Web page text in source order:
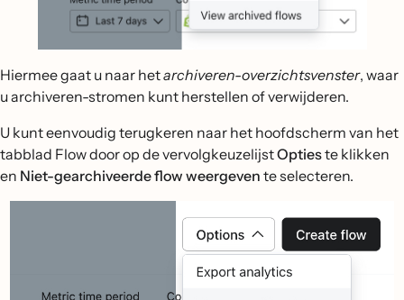
Hiermee gaat u naar hetarchiveren-overzichtsvenster, waar
u archiveren-stromen kunt herstellen of verwijderen.
U kunt eenvoudig terugkeren naar het hoofdscherm van het
tabblad Flow door op de vervolgkeuzelijstOptieste klikken
en Niet-gearchiveerde flow weergeven te selecteren.